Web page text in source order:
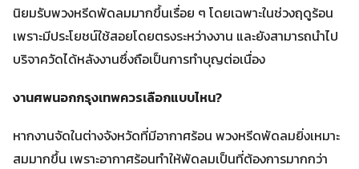
นิยมรับพวงหรีดพัดลมมากขึ้นเรื่อย ๆ โดยเฉพาะในช่วงฤดูร้อน
เพราะมีประโยชน์ใช้สอยโดยตรงระหว่างงาน และยังสามารถนำไป
บริจาควัดได้หลังงานซึ่งถือเป็นการทำบุญต่อเนื่อง
งานศพนอกกรุงเทพควรเลือกแบบไหน?
หากงานจัดในต่างจังหวัดที่มีอากาศร้อน พวงหรีดพัดลมยิ่งเหมาะ
สมมากขึ้น เพราะอากาศร้อนทำให้พัดลมเป็นที่ต้องการมากกว่า